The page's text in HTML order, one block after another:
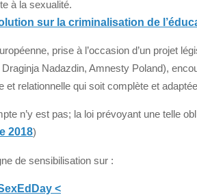
à la sexualité.
sur la criminalisation de
prise à l’occasion d’un projet
Nadazdin, Amnesty Poland),
et relationnelle qui soit complète et
n’y est pas; la loi prévoyant une telle
2018)
de sensibilisation sur :
<